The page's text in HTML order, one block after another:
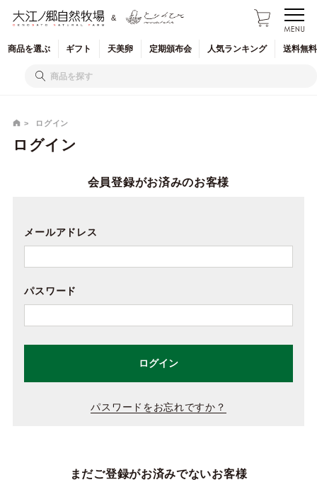
&
商品を選ぶ ギフト 天美卵 定期頒布会 人気ランキング 送料無
ログイン
ログイン
会員登録がお済みのお客様
メールアドレス
パスワード
ログイン
パスワードをお忘れですか？
まだご登録がお済みでないお客様